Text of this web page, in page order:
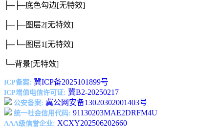
├─├─底色勾边[无特效]
├─├─图层2[无特效]
├─└─图层1 [无特效]
└─背景[无特效]
ICP备案: 冀ICP备2025101899号
ICP增值电信许可证: 冀B2-20250217
公安备案: 冀公网安备13020302001403号
统一社会信用代码: 91130203MAE2DRFM4U
AAA级信誉企业: XCXY202506202660